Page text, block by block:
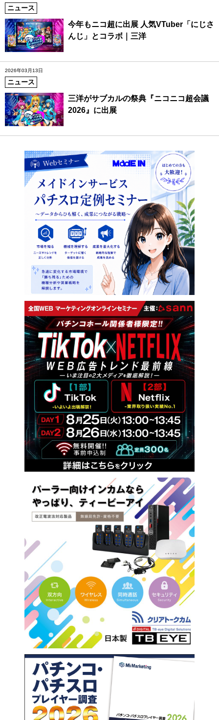
ニュース
今年もニコ超に出展 人気VTuber「にじさ
んじ」とコラボ｜三洋
2026年03月13日
ニュース
三洋がサブカルの祭典『ニコニコ超会議
2026』に出展